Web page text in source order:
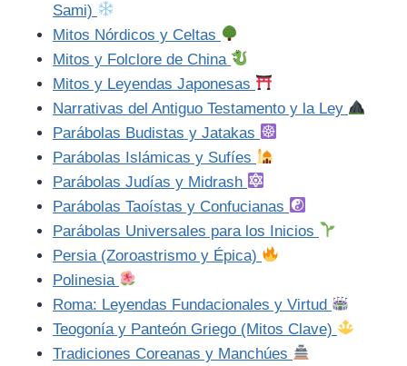
Sami)
Mitos Nórdicos y Celtas
Mitos y Folclore de China
Mitos y Leyendas Japonesas
Narrativas del Antiguo Testamento y la Ley
Parábolas Budistas y Jatakas
Parábolas Islámicas y Sufíes
Parábolas Judías y Midrash
Parábolas Taoístas y Confucianas
Parábolas Universales para los Inicios
Persia (Zoroastrismo y Épica)
Polinesia
Roma: Leyendas Fundacionales y Virtud
Teogonía y Panteón Griego (Mitos Clave)
Tradiciones Coreanas y Manchúes